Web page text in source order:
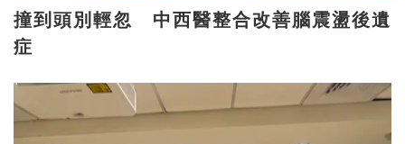
撞到頭別輕忽 中西醫整合改善腦震盪後遺
症